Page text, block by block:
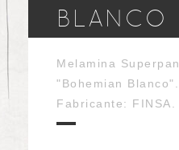
BLANCO
Melamina Superpan
"Bohemian Blanco".
Fabricante: FINSA.